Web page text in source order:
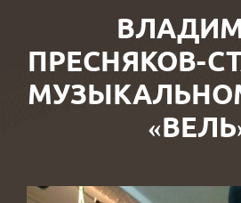
ПРЕСНЯКОВ-